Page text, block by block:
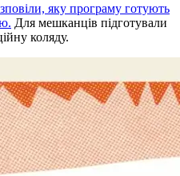
яку програму готують
Для мешканців підготували
коляду.